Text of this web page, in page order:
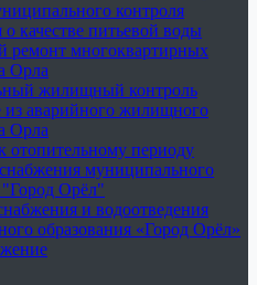
контроля
качестве питьевой воды
ремонт многоквартирных
Орла
жилищный контроль
из аварийного жилищного
Орла
отопительному периоду
муниципального
"Город Орёл"
и водоотведения
образования «Город Орёл»